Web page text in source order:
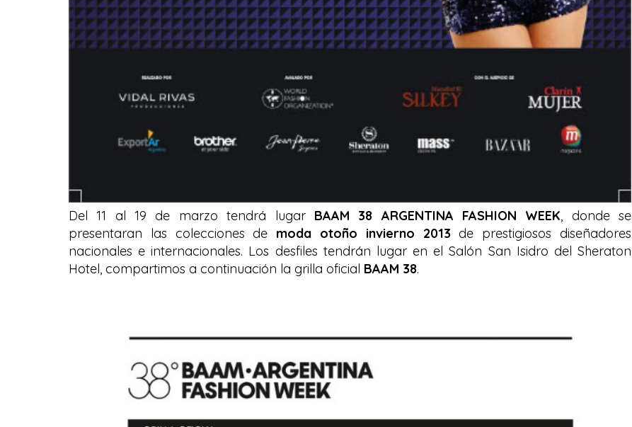
Del 11 al 19 de marzo tendrá lugar BAAM 38 ARGENTINA FASHION WEEK, donde se
presentaran las colecciones de moda otoño invierno 2013de prestigiosos diseñadores
nacionales e internacionales. Los desfiles tendrán lugar en el Salón San Isidro del Sheraton
Hotel, compartimos a continuación la grilla oficial BAAM 38.